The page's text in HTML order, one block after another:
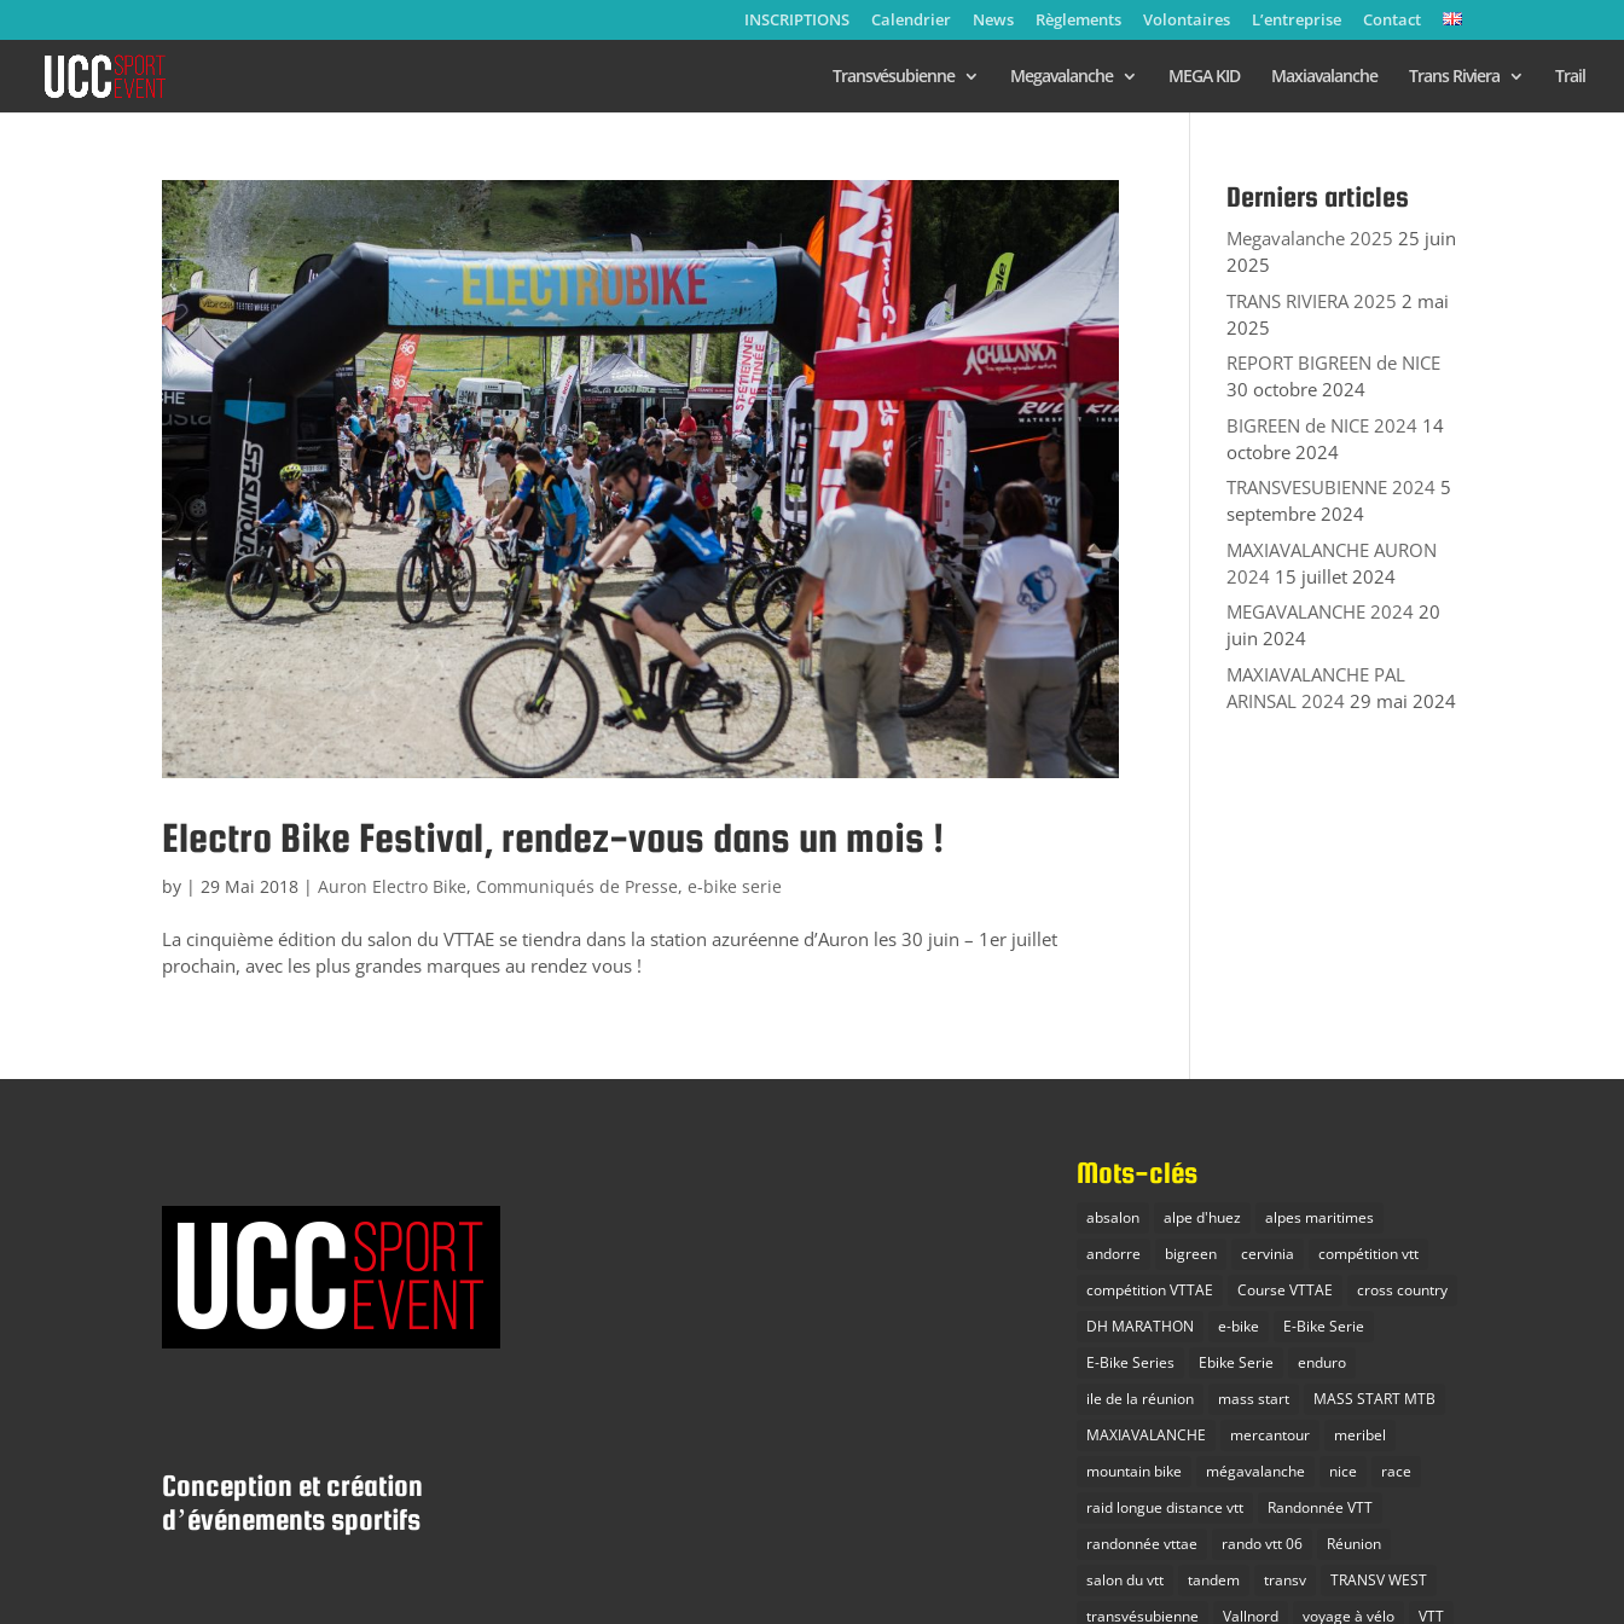
INSCRIPTIONS Calendrier News Règlements Volontaires L’entreprise Contact
Transvésubienne Megavalanche MEGA KID Maxiavalanche Trans Riviera Trail
Electro Bike Festival, rendez-vous dans un mois !
by | 29 Mai 2018 |Auron Electro Bike, Communiqués de Presse,e-bike serie
La cinquième édition du salon du VTTAE se tiendra dans la station azuréenne d’Auron les 30 juin – 1er juillet
prochain, avec les plus grandes marques au rendez vous !
Derniers articles
Megavalanche 2025 25 juin
2025
TRANS RIVIERA 2025 2 mai
2025
REPORT BIGREEN de NICE
30 octobre 2024
BIGREEN de NICE 2024 14
octobre 2024
TRANSVESUBIENNE 2024 5
septembre 2024
MAXIAVALANCHE AURON
2024 15 juillet 2024
MEGAVALANCHE 2024 20
juin 2024
MAXIAVALANCHE PAL
ARINSAL 2024 29 mai 2024
Conception et création
d’événements sportifs
Mots-clés
absalon alpe d'huez
alpes maritimes
andorre
bigreen cervinia
compétition vtt
compétition VTTAE
Course VTTAE
cross country
DH MARATHON
e-bike
E-Bike Serie
E-Bike Series
Ebike Serie
enduro
ile de la réunion
mass start
MASS START MTB
MAXIAVALANCHE
mercantour
meribel
mountain bike
mégavalanche nice
race
raid longue distance vtt
Randonnée VTT
randonnée vttae
rando vtt 06
Réunion
salon du vtt
tandem transv
TRANSV WEST
transvésubienne
Vallnord voyage à vélo VTT